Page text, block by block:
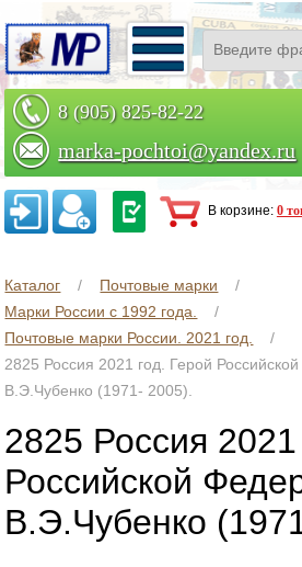
8 (905) 825-82-22
marka-pochtoi@yandex.ru
Заказать поВ корзине: 0
Каталог
Почтовые марки
Марки России с 1992 года.
Почтовые марки России. 2021 год.
2825 Россия 2021 год. Герой
В.Э.Чубенко (1971- 2005).
2825 Россия 2021
Российской
В.Э.Чубенко